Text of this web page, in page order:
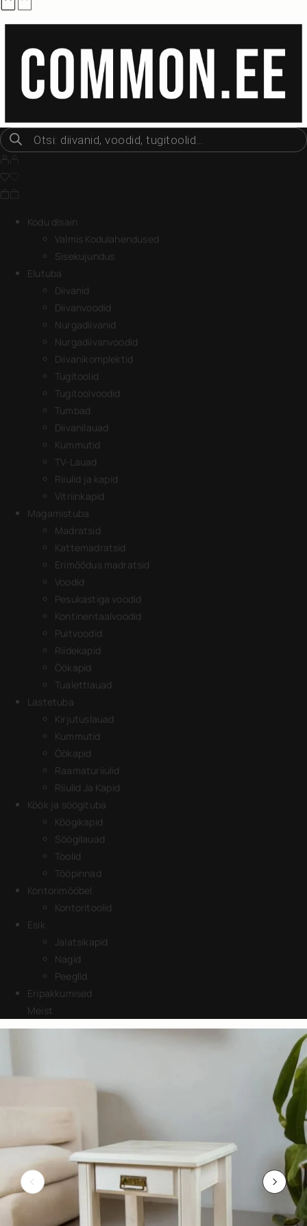
Kodu disain
Valmis Kodulahendused
Sisekujundus
Elutuba
Diivanid
Diivanvoodid
Nurgadiivanid
Nurgadiivanvoodid
Diivanikomplektid
Tugitoolid
Tugitoolvoodid
Tumbad
Diivanilauad
Kummutid
TV-Lauad
Riiulid ja kapid
Vitriinkapid
Magamistuba
Madratsid
Kattemadratsid
Erimõõdus madratsid
Voodid
Pesukastiga voodid
Kontinentaalvoodid
Puitvoodid
Riidekapid
Öökapid
Tualettlauad
Lastetuba
Kirjutuslauad
Kummutid
Öökapid
Raamaturiiulid
Riiulid Ja Kapid
Köök ja söögituba
Köögikapid
Söögilauad
Toolid
Tööpinnad
Kontorimööbel
Kontoritoolid
Esik
Jalatsikapid
Nagid
Peeglid
Eripakkumised
Meist